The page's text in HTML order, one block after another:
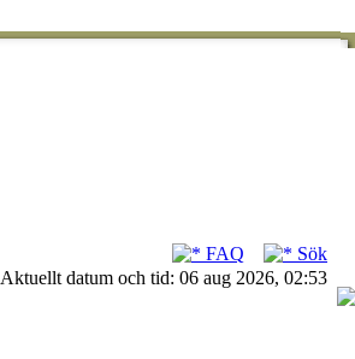
FAQ
Sök
Aktuellt datum och tid: 06 aug 2026, 02:53